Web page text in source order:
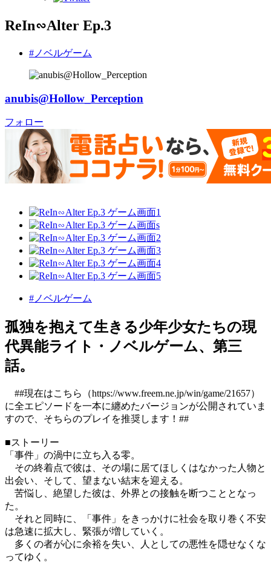
ReIn∽Alter Ep.3
#ノベルゲーム
anubis@Hollow_Perception
フォロー
#ノベルゲーム
孤独を抱えて生きる少年少女たちの現
代異能ライト・ノベルゲーム、第三
話。
##現在はこちら（https://www.freem.ne.jp/win/game/21657）
に全エピソードを一本に纏めたバージョンが公開されていま
すので、そちらのプレイを推奨します！##
■ストーリー
「事件」の渦中に立ち入る零。
その終着点で彼は、その場に居てほしくはなかった人物と
出会い、そして、望まない結末を迎える。
苦悩し、絶望した彼は、外界との接触を断つこととなっ
た。
それと同時に、「事件」をきっかけに社会を取り巻く不安
は急速に拡大し、緊張が増していく。
多くの者が心に余裕を失い、人としての悪性を隠せなくな
ってゆく。